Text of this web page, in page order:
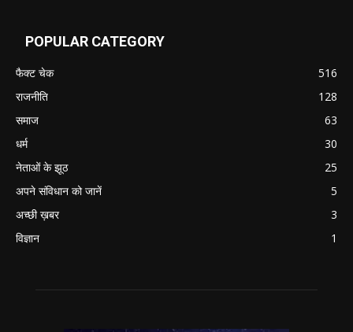
POPULAR CATEGORY
फैक्ट चेक
516
राजनीति
128
समाज
63
धर्म
30
नेताओं के झूठ
25
अपने संविधान को जानें
5
अच्छी ख़बर
3
विज्ञान
1